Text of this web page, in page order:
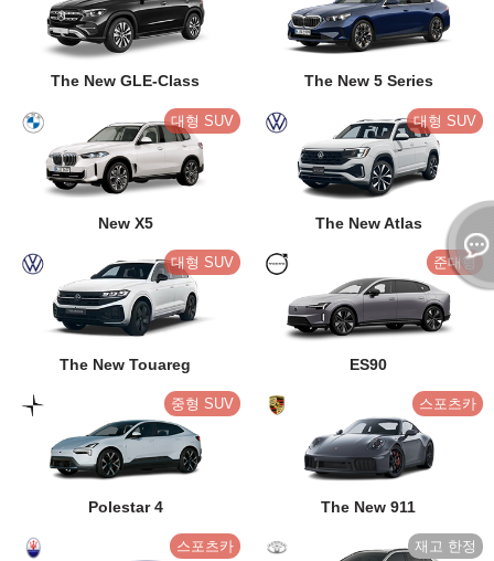
The New GLE-Class The New 5 Series
대형 SUV
New X5
대형 SUV
The New Atlas
대형 SUV
The New Touareg
준대형
ES90
중형 SUV
Polestar 4
스포츠카
The New 911
스포츠카